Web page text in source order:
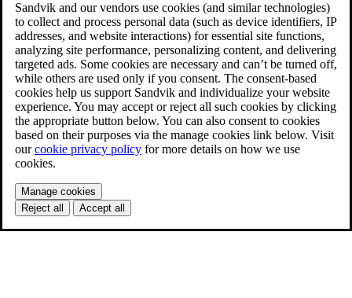
Sandvik and our vendors use cookies (and similar technologies)
to collect and process personal data (such as device identifiers, IP
addresses, and website interactions) for essential site functions,
analyzing site performance, personalizing content, and delivering
targeted ads. Some cookies are necessary and can’t be turned off,
while others are used only if you consent. The consent-based
cookies help us support Sandvik and individualize your website
experience. You may accept or reject all such cookies by clicking
the appropriate button below. You can also consent to cookies
based on their purposes via the manage cookies link below. Visit
ourcookie privacy policy for more details on how we use
cookies.
Manage cookies
Reject all
Accept all